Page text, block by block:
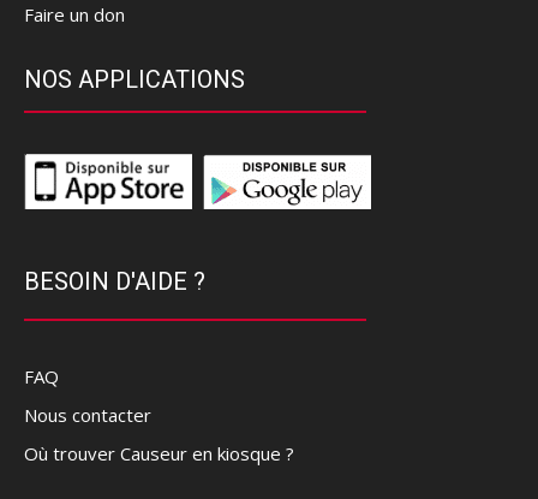
Faire un don
NOS APPLICATIONS
BESOIN D'AIDE ?
FAQ
Nous contacter
Où trouver Causeur en kiosque ?